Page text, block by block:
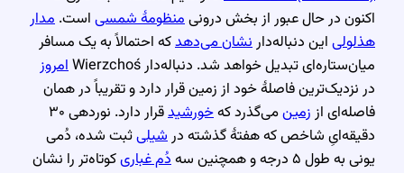
اکنون در حال عبور از بخش درونیمنظومهٔ شمسیاست.مدار
هذلولیاین دنباله‌دارنشان می‌دهدکه احتمالاً به یک مسافر
میان‌ستاره‌ای تبدیل خواهد شد. دنباله‌دار Wierzchoś
امروز
در نزدیک‌ترین فاصلهٔ خود از زمین قرار دارد و تقریباً در همان
فاصله‌ای اززمینمی‌گذرد کهخورشید
قرار دارد. نوردهی ۳۰
دقیقه‌ایِ شاخص که هفتهٔ گذشته درشیلیثبت شده، دُمی
یونی به طول ۵ درجه و همچنین سه
دُم غباریکوتاه‌تر را نشان